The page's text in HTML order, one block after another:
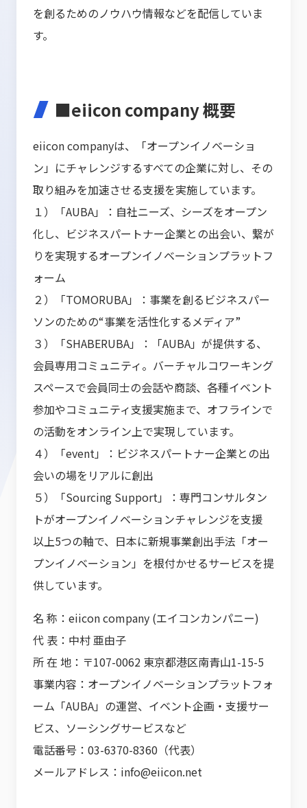
を創るためのノウハウ情報などを配信していま
す。
■eiicon company 概要
eiicon companyは、「オープンイノベーショ
ン」にチャレンジするすべての企業に対し、その
取り組みを加速させる支援を実施しています。
１）「AUBA」：自社ニーズ、シーズをオープン
化し、ビジネスパートナー企業との出会い、繋が
りを実現するオープンイノベーションプラットフ
ォーム
２）「TOMORUBA」：事業を創るビジネスパー
ソンのための“事業を活性化するメディア”
３）「SHABERUBA」：「AUBA」が提供する、
会員専用コミュニティ。バーチャルコワーキング
スペースで会員同士の会話や商談、各種イベント
参加やコミュニティ支援実施まで、オフラインで
の活動をオンライン上で実現しています。
４）「event」：ビジネスパートナー企業との出
会いの場をリアルに創出
５）「Sourcing Support」：専門コンサルタン
トがオープンイノベーションチャレンジを支援
以上5つの軸で、日本に新規事業創出手法「オー
プンイノベーション」を根付かせるサービスを提
供しています。
名 称：eiicon company (エイコンカンパニー)
代 表：中村 亜由子
所 在 地：〒107-0062 東京都港区南青山1-15-5
事業内容：オープンイノベーションプラットフォ
ーム「AUBA」の運営、イベント企画・支援サー
ビス、ソーシングサービスなど
電話番号：03-6370-8360（代表）
メールアドレス：info@eiicon.net